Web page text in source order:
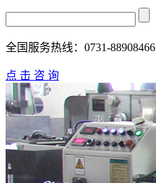
全国服务热线： 0731-88908466
点 击 咨 询